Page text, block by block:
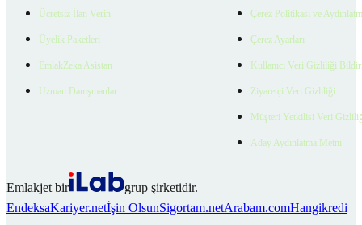
Ücretsiz İlan Verin
Üyelik Paketleri
EmlakZeka Asistan
Uzman Danışmanlar
Çerez Politikası ve
Çerez Ayarları
Kullanıcı Veri Gizliliği
Ziyaretçi Veri Gizliliği
Müşteri Yetkilisi Veri
Aday Aydınlatma Metni
Emlakjet bir
grup şirketidir.
EndeksaKariyer.netİşin OlsunSigortam.netArabam.comHangikredi